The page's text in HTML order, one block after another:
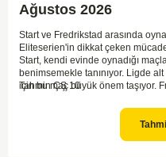
Ağustos 2026
Start ve Fredrikstad arasında
Eliteserien'in dikkat çeken
Start, kendi evinde oynadığı
benimsemekle tanınıyor. Ligde
için bu maç büyük önem taşıyor.
mücadelede zorluk çıkartabilir.
her iki takımın da sonuca
Tahmin ÇŞ 10